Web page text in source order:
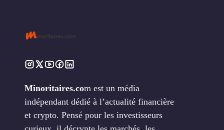
Minoritaires.com est un média
indépendant dédié à l’actualité financière
et crypto. Pensé pour les investisseurs